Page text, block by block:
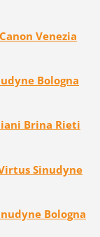
Venezia
Bologna
Brina Rieti
Sinudyne
Bologna